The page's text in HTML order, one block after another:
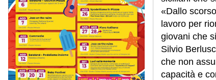
«Dallo
lavoro per
giovani che
Silvio
che non
capacità e